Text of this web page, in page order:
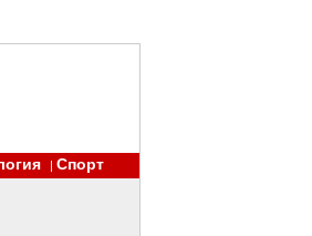
| Спорт